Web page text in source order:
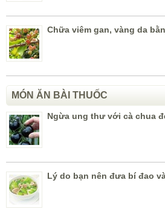
Chữa viêm gan, vàng da
MÓN ĂN BÀI THUỐC
Ngừa ung thư với cà chua
Lý do bạn nên đưa bí đao